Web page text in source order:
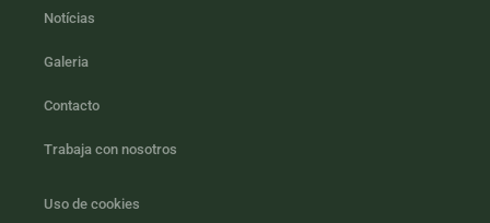
Notícias
Galeria
Contacto
Trabaja con nosotros
Uso de cookies